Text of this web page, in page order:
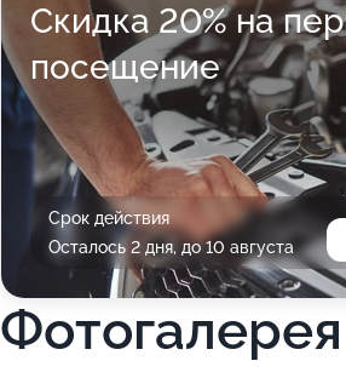
Скидка 20% на
посещение
Срок действия
Осталось 2 дня, до 10 августа
Фотогалерея